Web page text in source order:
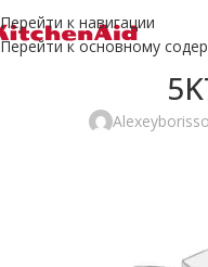
Перейти к навигации
Перейти к основному